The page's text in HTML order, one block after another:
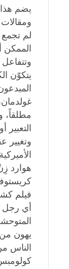
يضم
لم
الممكن
وتتفاعل
يتكوّن
مطلقاً،
التعبير
وتغيير
هوارد
فيلم
أي رجل
يهون من
الناس